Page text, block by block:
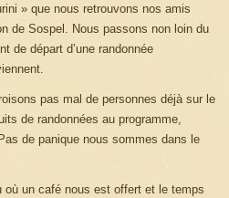
» que nous retrouvons nos amis
de Sospel. Nous passons non loin du
de départ d’une randonnée
pas mal de personnes déjà sur le
de randonnées au programme,
de panique nous sommes dans le
où un café nous est offert et le temps